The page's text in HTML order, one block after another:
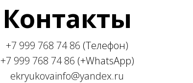
Контакты
+7 999 768 74 86 (Телефон)
+7 999 768 74 86 (+WhatsApp)
ekryukovainfo@yandex.ru